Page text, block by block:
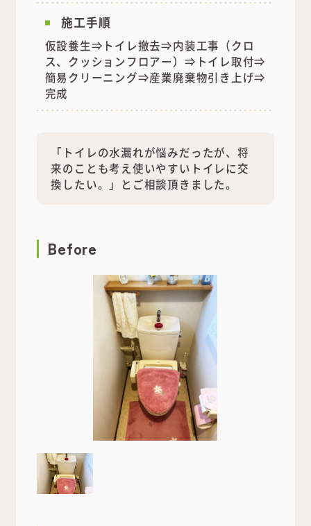
施工手順
仮設養生⇒トイレ撤去⇒内装工事（クロ
ス、クッションフロアー）⇒トイレ取付⇒
簡易クリーニング⇒産業廃棄物引き上げ⇒
完成
「トイレの水漏れが悩みだったが、将
来のことも考え使いやすいトイレに交
換したい。」とご相談頂きました。
Before